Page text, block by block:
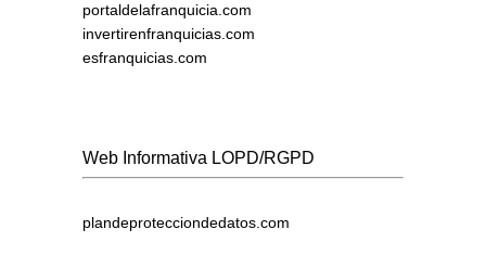
portaldelafranquicia.com
invertirenfranquicias.com
esfranquicias.com
Web Informativa LOPD/RGPD
plandeprotecciondedatos.com